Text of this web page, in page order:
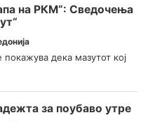
на РКМ“: Сведочења
дека мазутот кој
за поубаво утре